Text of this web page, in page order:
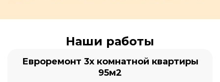
Наши работы
Евроремонт 3х комнатной квартиры
95м2